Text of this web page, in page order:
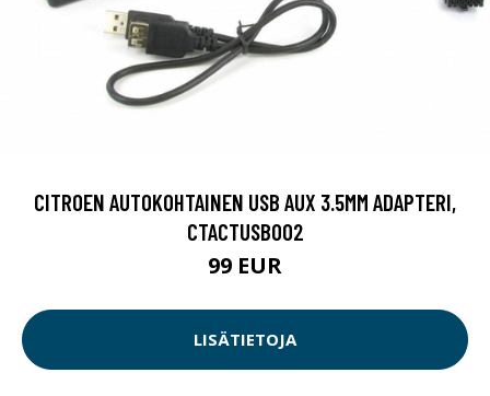
CITROEN AUTOKOHTAINEN USB AUX 3.5MM ADAPTERI,
CTACTUSB002
99 EUR
LISÄTIETOJA